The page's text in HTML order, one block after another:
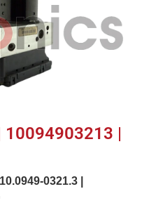
10094903213 |
10.0949-0321.3